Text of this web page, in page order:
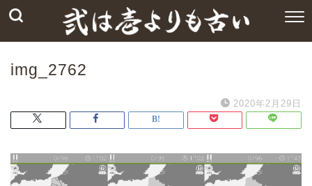
img_2762
2020年2月29日